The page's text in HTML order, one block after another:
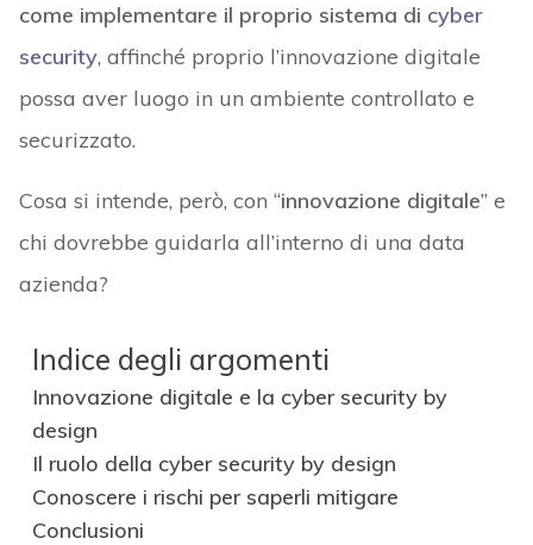
come implementare il proprio sistema di cyber
security, affinché proprio l’innovazione digitale
possa aver luogo in un ambiente controllato e
securizzato.
Cosa si intende, però, con “innovazione digitale” e
chi dovrebbe guidarla all’interno di una data
azienda?
Indice degli argomenti
Innovazione digitale e la cyber security by
design
Il ruolo della cyber security by design
Conoscere i rischi per saperli mitigare
Conclusioni